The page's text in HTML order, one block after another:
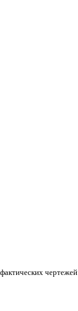
чертежей